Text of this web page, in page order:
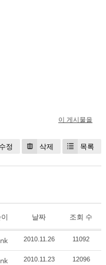
이 게시물을
수정 삭제 목록
날짜 조회 수
2010.11.26 11092
2010.11.23 12096